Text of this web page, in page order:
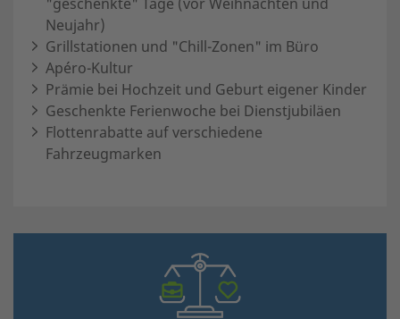
Neujahr)
Grillstationen und "Chill-Zonen" im Büro
Apéro-Kultur
Prämie bei Hochzeit und Geburt eigener Kinder
Geschenkte Ferienwoche bei Dienstjubiläen
Flottenrabatte auf verschiedene
Fahrzeugmarken